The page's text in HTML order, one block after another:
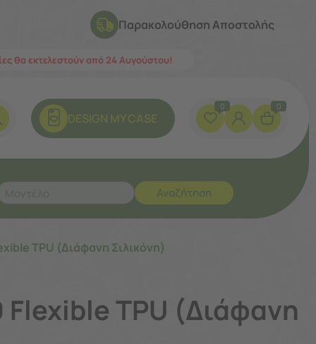
Παρακολούθηση Αποστολής
θα εκτελεστούν από 24 Αυγούστου!
DESIGN ΜY CASE
0 0
Αναζήτηση
TPU (Διάφανη Σιλικόνη)
TPU (Διάφανη